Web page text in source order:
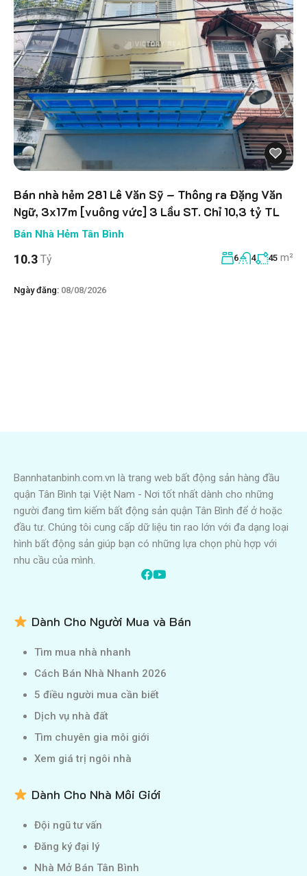
Bán nhà hẻm 281 Lê Văn Sỹ – Thông ra Đặng Văn
Ngữ, 3x17m [vuông vức] 3 Lầu ST. Chỉ 10,3 tỷ TL
Bán Nhà Hẻm Tân Bình
10.3 Tỷ 6 4 45 m²
Ngày đăng: 08/08/2026
Bannhatanbinh.com.vn là trang web bất động sản hàng đầu
quận Tân Bình tại Việt Nam - Nơi tốt nhất dành cho những
người đang tìm kiếm bất động sản quận Tân Bình để ở hoặc
đầu tư. Chúng tôi cung cấp dữ liệu tin rao lớn với đa dạng loại
hình bất động sản giúp bạn có những lựa chọn phù hợp với
nhu cầu của mình.
Dành Cho Người Mua và Bán
Tìm mua nhà nhanh
Cách Bán Nhà Nhanh 2026
5 điều người mua cần biết
Dịch vụ nhà đất
Tìm chuyên gia môi giới
Xem giá trị ngôi nhà
Dành Cho Nhà Môi Giới
Đội ngũ tư vấn
Đăng ký đại lý
Nhà Mở Bán Tân Bình